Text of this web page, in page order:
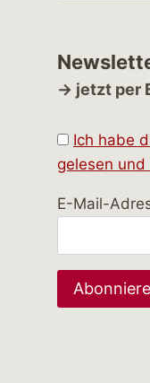
→ jetzt per
Ich habe
gelesen
E-Mail-